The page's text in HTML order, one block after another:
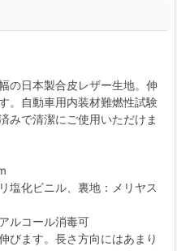
の日本製合皮レザー生地。伸
。自動車用内装材難燃性試験
みで清潔にご使用いただけま
塩化ビニル、裏地：メリヤス
ルコール消毒可
びます。長さ方向にはあまり